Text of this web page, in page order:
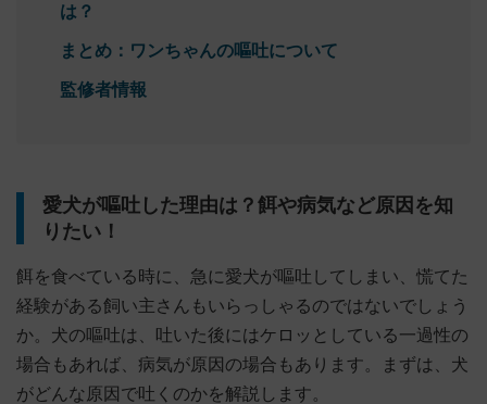
は？
まとめ：ワンちゃんの嘔吐について
監修者情報
愛犬が嘔吐した理由は？餌や病気など原因を知
りたい！
餌を食べている時に、急に愛犬が嘔吐してしまい、慌てた
経験がある飼い主さんもいらっしゃるのではないでしょう
か。犬の嘔吐は、吐いた後にはケロッとしている一過性の
場合もあれば、病気が原因の場合もあります。まずは、犬
がどんな原因で吐くのかを解説します。